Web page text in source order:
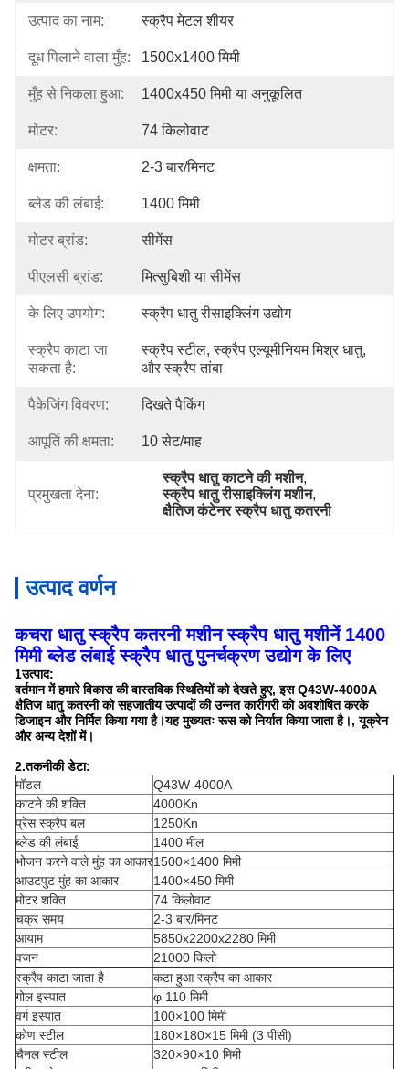
उत्पाद का नाम: स्क्रैप मेटल शीयर
दूध पिलाने वाला मुँह: 1500x1400 मिमी
मुँह से निकला हुआ: 1400x450 मिमी या अनुकूलित
मोटर: 74 किलोवाट
क्षमता: 2-3 बार/मिनट
ब्लेड की लंबाई: 1400 मिमी
मोटर ब्रांड: सीमेंस
पीएलसी ब्रांड: मित्सुबिशी या सीमेंस
के लिए उपयोग: स्क्रैप धातु रीसाइक्लिंग उद्योग
स्क्रैप काटा जा
सकता है:
स्क्रैप स्टील, स्क्रैप एल्यूमीनियम मिश्र धातु,
और स्क्रैप तांबा
पैकेजिंग विवरण: दिखते पैकिंग
आपूर्ति की क्षमता: 10 सेट/माह
प्रमुखता देना:
स्क्रैप धातु काटने की मशीन,
स्क्रैप धातु रीसाइक्लिंग मशीन,
क्षैतिज कंटेनर स्क्रैप धातु कतरनी
उत्पाद वर्णन
कचरा धातु स्क्रैप कतरनी मशीन स्क्रैप धातु मशीनें 1400
मिमी ब्लेड लंबाई स्क्रैप धातु पुनर्चक्रण उद्योग के लिए
1उत्पाद:
वर्तमान में हमारे विकास की वास्तविक स्थितियों को देखते हुए, इस Q43W-4000A
क्षैतिज धातु कतरनी को सहजातीय उत्पादों की उन्नत कारीगरी को अवशोषित करके
डिजाइन और निर्मित किया गया है।यह मुख्यतः रूस को निर्यात किया जाता है।, यूक्रेन
और अन्य देशों में।
2.तकनीकी डेटा:
मॉडल
Q43W-4000A
काटने की शक्ति
4000Kn
प्रेस स्क्रैप बल
1250Kn
ब्लेड की लंबाई
1400 मील
भोजन करने वाले मुंह का आकार1500×1400 मिमी
आउटपुट मुंह का आकार
1400×450 मिमी
मोटर शक्ति
74 किलोवाट
चक्र समय
2-3 बार/मिनट
आयाम
5850x2200x2280 मिमी
वजन
21000 किलो
स्क्रैप काटा जाता है
कटा हुआ स्क्रैप का आकार
गोल इस्पात
φ 110 मिमी
वर्ग इस्पात
100×100 मिमी
कोण स्टील
180×180×15 मिमी (3 पीसी)
चैनल स्टील
320×90×10 मिमी